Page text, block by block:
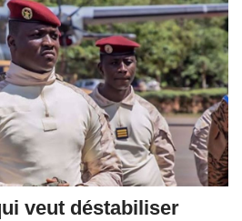
veut déstabiliser